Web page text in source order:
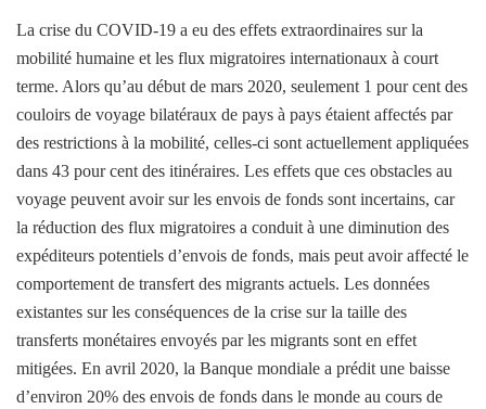
La crise du COVID-19 a eu des effets extraordinaires sur la
mobilité humaine et les flux migratoires internationaux à court
terme. Alors qu’au début de mars 2020, seulement 1 pour cent des
couloirs de voyage bilatéraux de pays à pays étaient affectés par
des restrictions à la mobilité, celles-ci sont actuellement appliquées
dans 43 pour cent des itinéraires. Les effets que ces obstacles au
voyage peuvent avoir sur les envois de fonds sont incertains, car
la réduction des flux migratoires a conduit à une diminution des
expéditeurs potentiels d’envois de fonds, mais peut avoir affecté le
comportement de transfert des migrants actuels. Les données
existantes sur les conséquences de la crise sur la taille des
transferts monétaires envoyés par les migrants sont en effet
mitigées. En avril 2020, la Banque mondiale a prédit une baisse
d’environ 20% des envois de fonds dans le monde au cours de